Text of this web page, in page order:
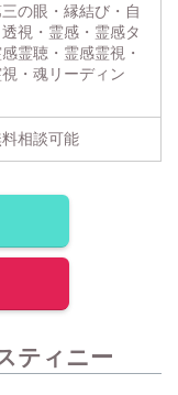
の眼・縁結び・自
視・霊感・霊感タ
霊聴・霊感霊視・
・魂リーディン
相談可能
ティニー